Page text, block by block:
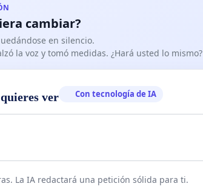
cambiar?
en silencio.
la voz y tomó medidas. ¿Hará usted lo mismo?
ver Con tecnología de IA
La IA redactará una petición sólida para ti.